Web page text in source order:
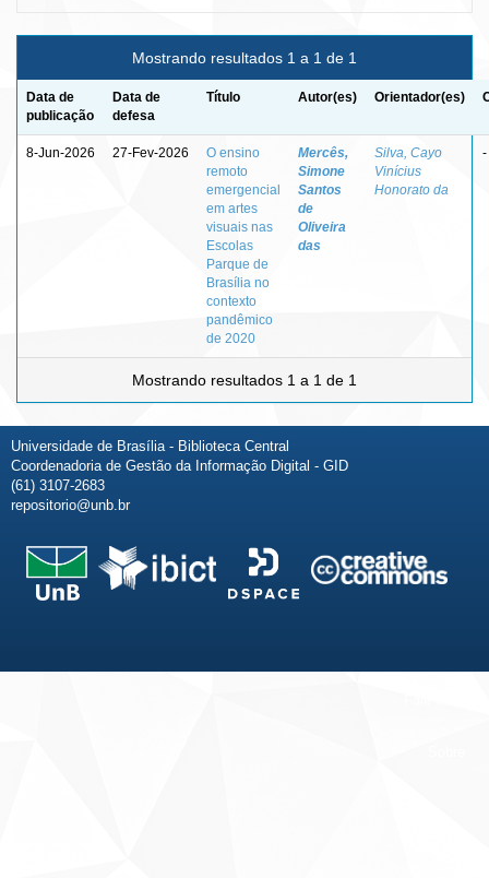
Mostrando resultados 1 a 1 de 1
Data de
publicação
Data de
defesa
Título Autor(es) Orientador(es)
8-Jun-2026 27-Fev-2026
O ensino
remoto
emergencial
em artes
visuais nas
Escolas
Parque de
Brasília no
contexto
pandêmico
de 2020
Mercês,
Simone
Santos
de
Oliveira
das
Silva, Cayo
Vinícius
Honorato da
-
Mostrando resultados 1 a 1 de 1
Universidade de Brasília - Biblioteca Central
Coordenadoria de Gestão da Informação Digital - GID
(61) 3107-2683
repositorio@unb.br